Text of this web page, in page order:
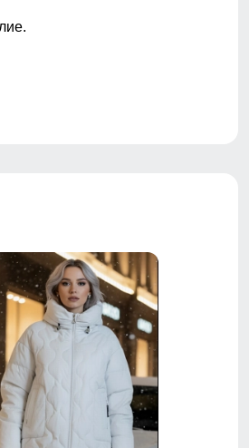
декоративная стёжка